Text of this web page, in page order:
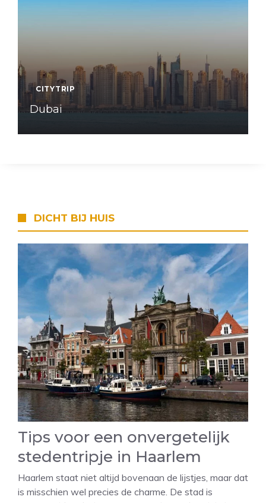
CITYTRIP
Dubai
DICHT BIJ HUIS
Tips voor een onvergetelijk
stedentripje in Haarlem
Haarlem staat niet altijd bovenaan de lijstjes, maar dat
is misschien wel precies de charme. De stad is